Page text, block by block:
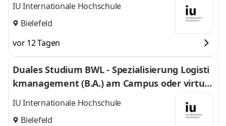
IU Internationale Hochschule
Bielefeld
vor 12 Tagen
Duales Studium BWL - Spezialisierung Logisti
kmanagement (B.A.) am Campus oder virtuel
l
IU Internationale Hochschule
Bielefeld